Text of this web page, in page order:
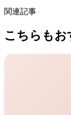
関連記事
こちらもお